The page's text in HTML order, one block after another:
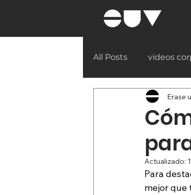
All Posts videos
Erase
Actualizado:
Para
mejor que